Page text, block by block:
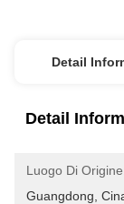
Detail
Detail
Luogo Di
Guangdong,